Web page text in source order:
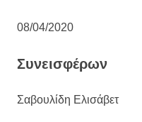
08/04/2020
Συνεισφέρων
Σαβουλίδη Ελισάβετ